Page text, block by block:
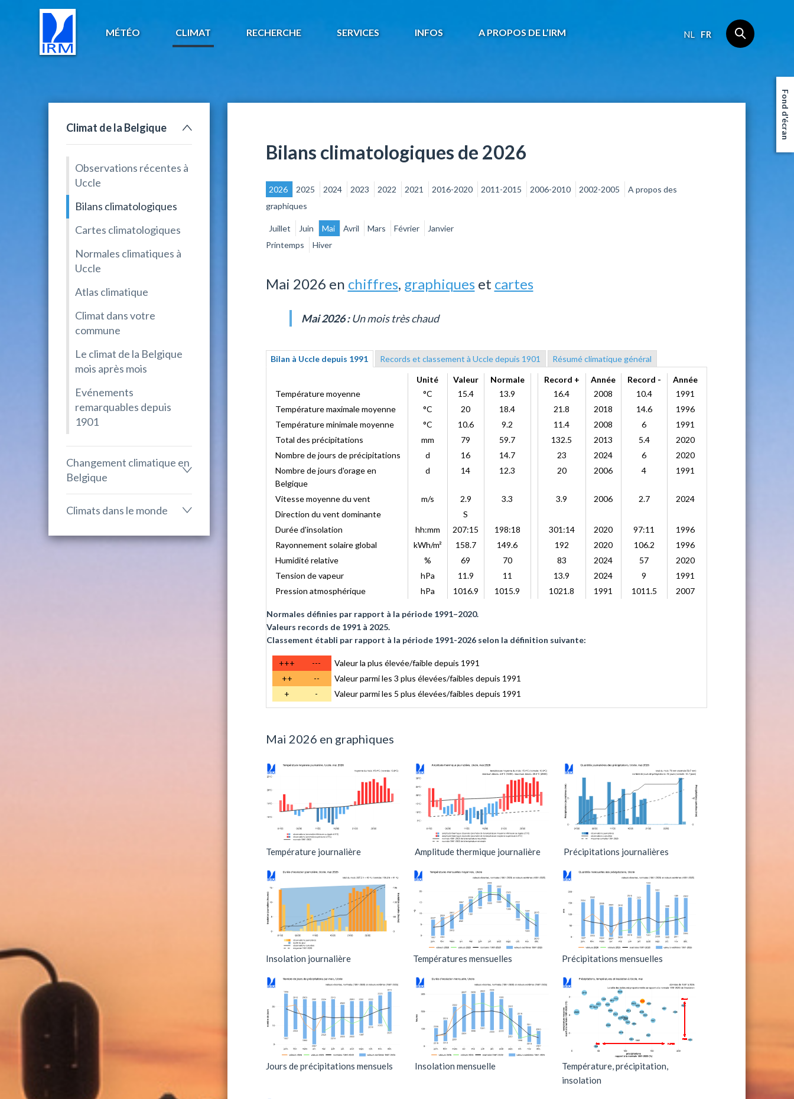
MÉTÉO CLIMAT RECHERCHE SERVICES INFOS A PROPOS DE L’IRM NL FR
Climat de la Belgique
Observations récentes à
Uccle
Bilans climatologiques
Cartes climatologiques
Normales climatiques à
Uccle
Atlas climatique
Climat dans votre
commune
Le climat de la Belgique
mois après mois
Evénements
remarquables depuis
1901
Changement climatique en
Belgique
Climats dans le monde
Bilans climatologiques de 2026
2026 2025 2024 2023 2022 2021 2016-2020 2011-2015 2006-2010 2002-2005
A propos des
graphiques
Juillet Juin Mai Avril Mars Février
Janvier
Printemps
Hiver
Mai 2026 en chiffres, graphiqueset cartes
Mai 2026 :Un mois très chaud
Bilan à Uccle depuis 1991 Records et classement à Uccle depuis 1901 Résumé climatique général
Unité Valeur Normale Record + Année Record -
Année
Température moyenne
°C 15.4 13.9 16.4 2008 10.4
1991
Température maximale moyenne
°C 20 18.4 21.8 2018 14.6
1996
Température minimale moyenne
°C 10.6 9.2 11.4 2008 6
1991
Total des précipitations
mm 79 59.7 132.5 2013 5.4
2020
Nombre de jours de précipitations
d 16 14.7 23 2024 6
2020
Nombre de jours d'orage en
Belgique
d 14 12.3 20 2006 4 1991
Vitesse moyenne du vent m/s 2.9 3.3 3.9 2006 2.7
2024
Direction du vent dominante
S
Durée d'insolation
hh:mm 207:15 198:18 301:14 2020 97:11
1996
Rayonnement solaire global
kWh/m² 158.7 149.6 192 2020 106.2
1996
Humidité relative
% 69 70 83 2024 57
2020
Tension de vapeur
hPa 11.9 11 13.9 2024 9
1991
Pression atmosphérique
hPa 1016.9 1015.9 1021.8 1991 1011.5 2007
Normales définies par rapport à la période 1991–2020.
Valeurs records de 1991 à 2025.
Classement établi par rapport à la période 1991-2026 selon la définition suivante:
+++ ---
Valeur la plus élevée/faible depuis 1991
++
--
Valeur parmi les 3 plus élevées/faibles depuis 1991
+
- Valeur parmi les 5 plus élevées/faibles depuis 1991
Mai 2026 en graphiques
Température journalière Amplitude thermique journalière Précipitations journalières
Insolation journalière Températures mensuelles Précipitations mensuelles
Jours de précipitations mensuels Insolation mensuelle
Température, précipitation,
insolation
Fond d'écran